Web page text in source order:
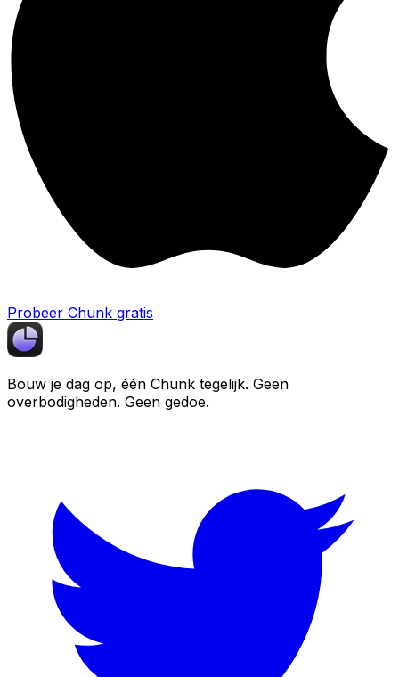
Probeer Chunk gratis
Bouw je dag op, één Chunk tegelijk. Geen
overbodigheden. Geen gedoe.